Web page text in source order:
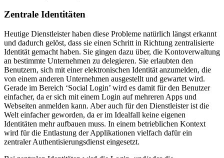
Zentrale Identitäten
Heutige Dienstleister haben diese Probleme natürlich längst erkannt
und dadurch gelöst, dass sie einen Schritt in Richtung zentralisierte
Identität gemacht haben. Sie gingen dazu über, die Kontoverwaltung
an bestimmte Unternehmen zu delegieren. Sie erlaubten den
Benutzern, sich mit einer elektronischen Identität anzumelden, die
von einem anderen Unternehmen ausgestellt und gewartet wird.
Gerade im Bereich ‘Social Login’ wird es damit für den Benutzer
einfacher, da er sich mit einem Login auf mehreren Apps und
Webseiten anmelden kann. Aber auch für den Dienstleister ist die
Welt einfacher geworden, da er im Idealfall keine eigenen
Identitäten mehr aufbauen muss. In einem betrieblichen Kontext
wird für die Entlastung der Applikationen vielfach dafür ein
zentraler Authentisierungsdienst eingesetzt.